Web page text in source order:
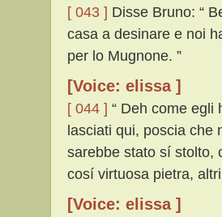
[ 043 ] Disse Bruno: “
casa a desinare e noi
per lo Mugnone. ”
[Voice: elissa ]
[ 044 ] “ Deh come egli
lasciati qui, poscia che
sarebbe stato sí stolto,
cosí virtuosa pietra,
[Voice: elissa ]